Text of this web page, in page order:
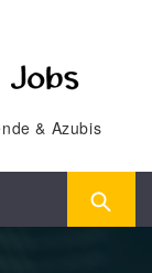
& Azubis